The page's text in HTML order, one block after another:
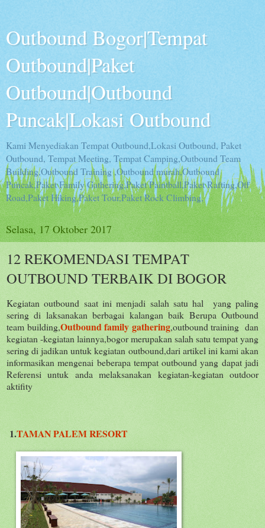
Outbound Bogor|Tempat
Outbound|Paket
Outbound|Outbound
Puncak|Lokasi Outbound
Kami Menyediakan Tempat Outbound,Lokasi Outbound, Paket
Outbound, Tempat Meeting, Tempat Camping,Outbound Team
Building,Outbound Training ,Outbound murah,Outbound
Puncak,Paket Family Gathering,Paket Paintball,Paket Rafting,Off
Road,Paket Hiking,Paket Tour,Paket Rock Climbing,
Selasa, 17 Oktober 2017
12 REKOMENDASI TEMPAT
OUTBOUND TERBAIK DI BOGOR
Kegiatan outbound saat ini menjadi salah satu hal yang paling
sering di laksanakan berbagai kalangan baik Berupa Outbound
team building,Outbound family gathering,outbound training dan
kegiatan -kegiatan lainnya,bogor merupakan salah satu tempat yang
sering di jadikan untuk kegiatan outbound,dari artikel ini kami akan
informasikan mengenai beberapa tempat outbound yang dapat jadi
Referensi untuk anda melaksanakan kegiatan-kegiatan outdoor
aktifity
1.TAMAN PALEM RESORT